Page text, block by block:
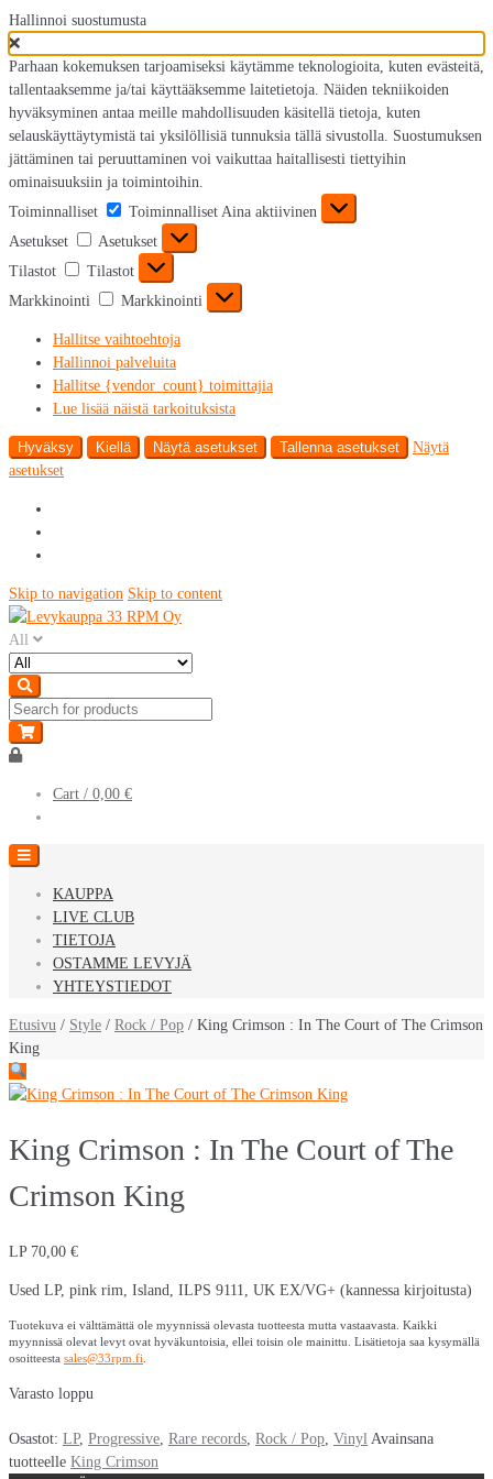
Hallinnoi suostumusta
Parhaan kokemuksen tarjoamiseksi käytämme teknologioita, kuten evästeitä,
tallentaaksemme ja/tai käyttääksemme laitetietoja. Näiden tekniikoiden
hyväksyminen antaa meille mahdollisuuden käsitellä tietoja, kuten
selauskäyttäytymistä tai yksilöllisiä tunnuksia tällä sivustolla. Suostumuksen
jättäminen tai peruuttaminen voi vaikuttaa haitallisesti tiettyihin
ominaisuuksiin ja toimintoihin.
Toiminnalliset
Toiminnalliset Aina aktiivinen
Asetukset
Asetukset
Tilastot
Tilastot
Markkinointi
Markkinointi
Hallitse vaihtoehtoja
Hallinnoi palveluita
Hallitse {vendor_count} toimittajia
Lue lisää näistä tarkoituksista
Hyväksy Kiellä Näytä asetukset Tallenna asetukset
Näytä
asetukset
Skip to navigation Skip to content
All
Cart / 0,00 €
KAUPPA
LIVE CLUB
TIETOJA
OSTAMME LEVYJÄ
YHTEYSTIEDOT
Etusivu / Style / Rock / Pop / King Crimson : In The Court of The Crimson
King
King Crimson : In The Court of The
Crimson King
LP 70,00 €
Used LP, pink rim, Island, ILPS 9111, UK EX/VG+ (kannessa kirjoitusta)
Tuotekuva ei välttämättä ole myynnissä olevasta tuotteesta mutta vastaavasta. Kaikki
myynnissä olevat levyt ovat hyväkuntoisia, ellei toisin ole mainittu. Lisätietoja saa kysymällä
osoitteesta sales@33rpm.fi
Varasto loppu
Osastot: LP, Progressive Rare records Rock / Pop Vinyl Avainsana
tuotteelle King Crimson